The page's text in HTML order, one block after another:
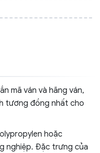
mã ván và hãng ván,
tương đồng nhất cho
hoặc
nghiệp. Đặc trưng của